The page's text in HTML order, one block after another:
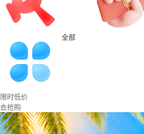
全部
限时低价
去抢购